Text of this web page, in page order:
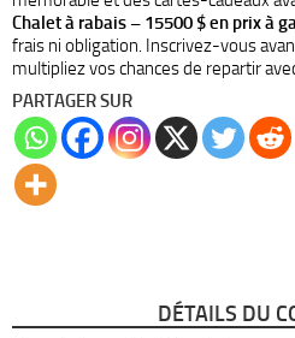
Chalet à rabais – 15500 $ en prix à
frais ni obligation. Inscrivez-vous
multipliez vos chances de repartir
PARTAGER SUR
DÉTAILS DU